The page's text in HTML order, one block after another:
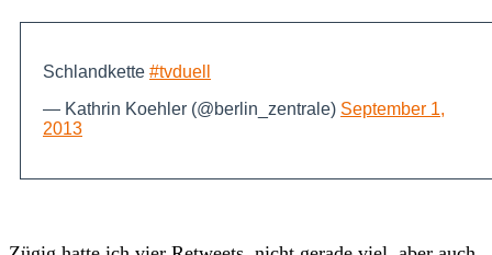
Schlandkette #tvduell
— Kathrin Koehler (@berlin_zentrale) September 1,
2013